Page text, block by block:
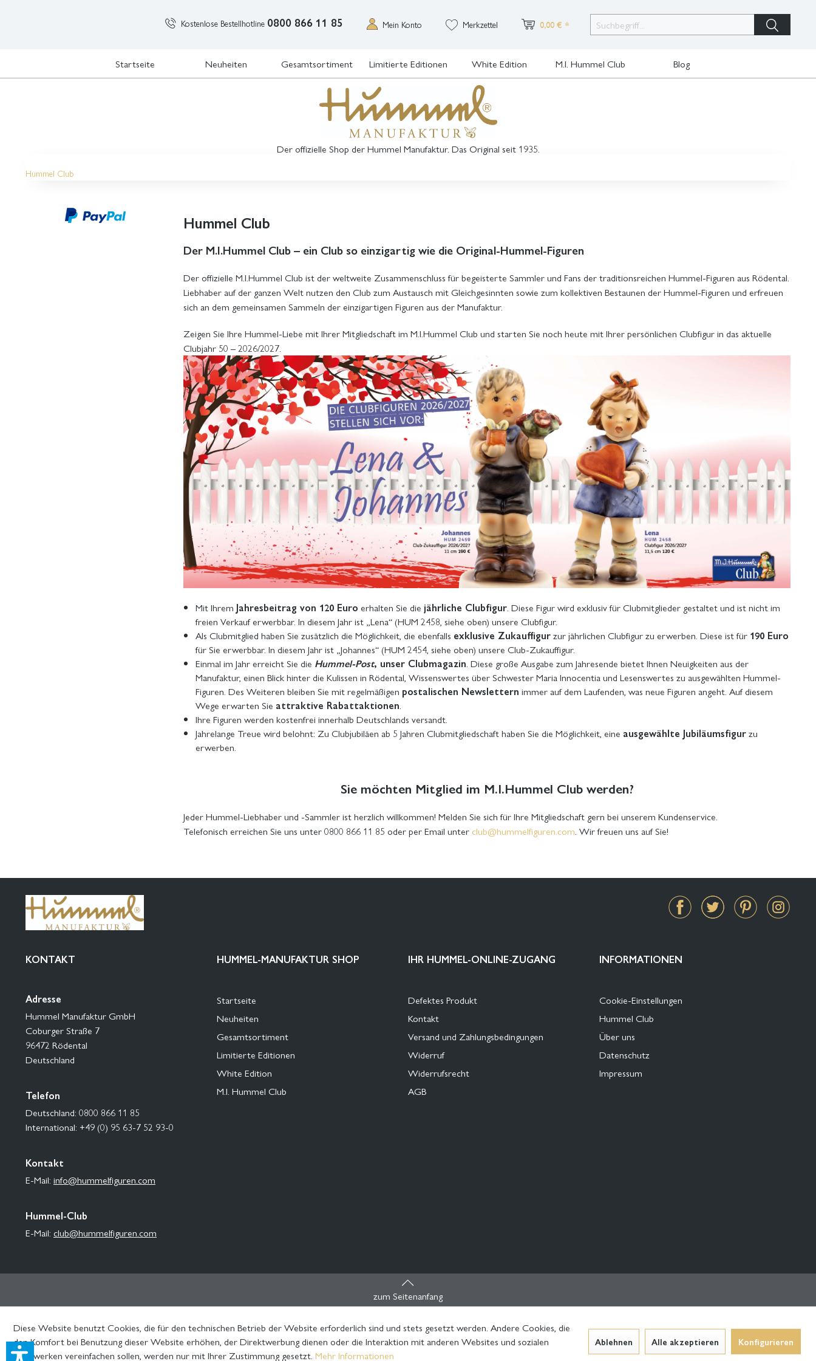
Kostenlose Bestellhotline 0800 866 11 85 Mein Konto Merkzettel 0,00 € *
Startseite Neuheiten Gesamtsortiment Limitierte Editionen White Edition M.I. Hummel Club Blog
Der offizielle Shop der Hummel Manufaktur. Das Original seit 1935.
Hummel Club
Hummel Club
Der M.I.Hummel Club – ein Club so einzigartig wie die Original-Hummel-Figuren
Der offizielle M.I.Hummel Club ist der weltweite Zusammenschluss für begeisterte Sammler und Fans der traditionsreichen Hummel-Figuren aus Rödental.
Liebhaber auf der ganzen Welt nutzen den Club zum Austausch mit Gleichgesinnten sowie zum kollektiven Bestaunen der Hummel-Figuren und erfreuen
sich an dem gemeinsamen Sammeln der einzigartigen Figuren aus der Manufaktur.
Zeigen Sie Ihre Hummel-Liebe mit Ihrer Mitgliedschaft im M.I.Hummel Club und starten Sie noch heute mit Ihrer persönlichen Clubfigur in das aktuelle
Clubjahr 50 – 2026/2027.
Mit Ihrem Jahresbeitrag von 120 Euro erhalten Sie die jährliche Clubfigur. Diese Figur wird exklusiv für Clubmitglieder gestaltet und ist nicht im
freien Verkauf erwerbbar. In diesem Jahr ist „Lena“ (HUM 2458, siehe oben) unsere Clubfigur.
Als Clubmitglied haben Sie zusätzlich die Möglichkeit, die ebenfalls exklusive Zukauffigurzur jährlichen Clubfigur zu erwerben. Diese ist für 190 Euro
für Sie erwerbbar. In diesem Jahr ist „Johannes“ (HUM 2454, siehe oben) unsere Club-Zukauffigur.
Einmal im Jahr erreicht Sie die Hummel-Post, unser Clubmagazin. Diese große Ausgabe zum Jahresende bietet Ihnen Neuigkeiten aus der
Manufaktur, einen Blick hinter die Kulissen in Rödental, Wissenswertes über Schwester Maria Innocentia und Lesenswertes zu ausgewählten Hummel-
Figuren. Des Weiteren bleiben Sie mit regelmäßigen postalischen Newslettern immer auf dem Laufenden, was neue Figuren angeht. Auf diesem
Wege erwarten Sie attraktive Rabattaktionen.
Ihre Figuren werden kostenfrei innerhalb Deutschlands versandt.
Jahrelange Treue wird belohnt: Zu Clubjubiläen ab 5 Jahren Clubmitgliedschaft haben Sie die Möglichkeit, eine ausgewählte Jubiläumsfigurzu
erwerben.
Sie möchten Mitglied im M.I.Hummel Club werden?
Jeder Hummel-Liebhaber und -Sammler ist herzlich willkommen! Melden Sie sich für Ihre Mitgliedschaft gern bei unserem Kundenservice.
Telefonisch erreichen Sie uns unter 0800 866 11 85 oder per Email unter club@hummelfiguren.com. Wir freuen uns auf Sie!
KONTAKT
Adresse
Hummel Manufaktur GmbH
Coburger Straße 7
96472 Rödental
Deutschland
Telefon
Deutschland: 0800 866 11 85
International: +49 (0) 95 63-7 52 93-0
Kontakt
E-Mail: info@hummelfiguren.com
Hummel-Club
E-Mail: club@hummelfiguren.com
HUMMEL-MANUFAKTUR SHOP
Startseite
Neuheiten
Gesamtsortiment
Limitierte Editionen
White Edition
M.I. Hummel Club
IHR HUMMEL-ONLINE-ZUGANG
Defektes Produkt
Kontakt
Versand und Zahlungsbedingungen
Widerruf
Widerrufsrecht
AGB
INFORMATIONEN
Cookie-Einstellungen
Hummel Club
Über uns
Datenschutz
Impressum
zum Seitenanfang
Diese Website benutzt Cookies, die für den technischen Betrieb der Website erforderlich sind und stets gesetzt werden. Andere Cookies, die
den Komfort bei Benutzung dieser Website erhöhen, der Direktwerbung dienen oder die Interaktion mit anderen Websites und sozialen
Netzwerken vereinfachen sollen, werden nur mit Ihrer Zustimmung gesetzt. Mehr Informationen
Ablehnen Alle akzeptieren Konfigurieren